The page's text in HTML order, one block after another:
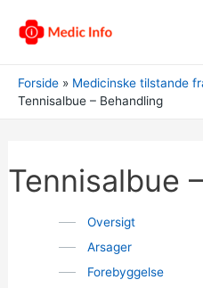
Forside Medicinske tilstande
Tennisalbue – Behandling
Tennisalbue
Oversigt
Arsager
Forebyggelse